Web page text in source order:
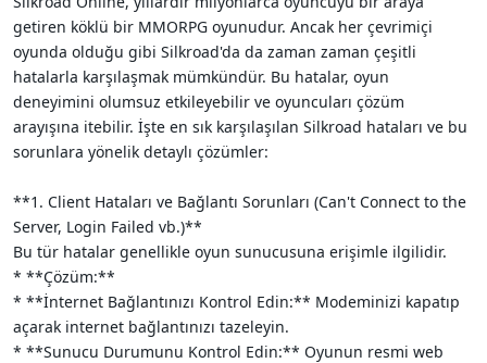
i
getiren köklü bir MMORPG oyunudur. Ancak her çevrimiçi
oyunda olduğu gibi Silkroad'da da zaman zaman çeşitli
hatalarla karşılaşmak mümkündür. Bu hatalar, oyun
deneyimini olumsuz etkileyebilir ve oyuncuları çözüm
arayışına itebilir. İşte en sık karşılaşılan Silkroad hataları ve bu
sorunlara yönelik detaylı çözümler:
**1. Client Hataları ve Bağlantı Sorunları (Can't Connect to the
Server, Login Failed vb.)**
Bu tür hatalar genellikle oyun sunucusuna erişimle ilgilidir.
* **Çözüm:**
* **İnternet Bağlantınızı Kontrol Edin:** Modeminizi kapatıp
açarak internet bağlantınızı tazeleyin.
* **Sunucu Durumunu Kontrol Edin:** Oyunun resmi web